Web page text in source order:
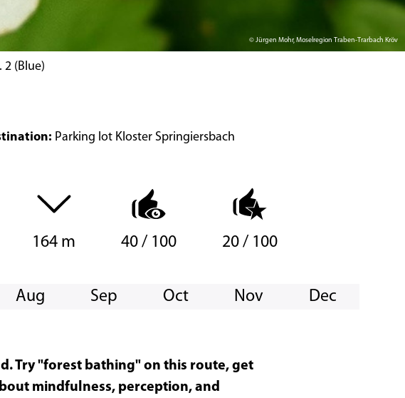
© Jürgen Mohr, Moselregion Traben-Trarbach Kröv
(Blue)
Parking lot Kloster Springiersbach
164 m 40 / 100 20 / 100
Aug Sep Oct Nov Dec
Try "forest bathing" on this route, get
mindfulness, perception, and